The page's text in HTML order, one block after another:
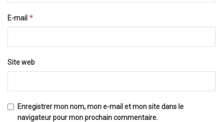
E-mail *
Site web
Enregistrer mon nom, mon e-mail et mon site dans le
navigateur pour mon prochain commentaire.